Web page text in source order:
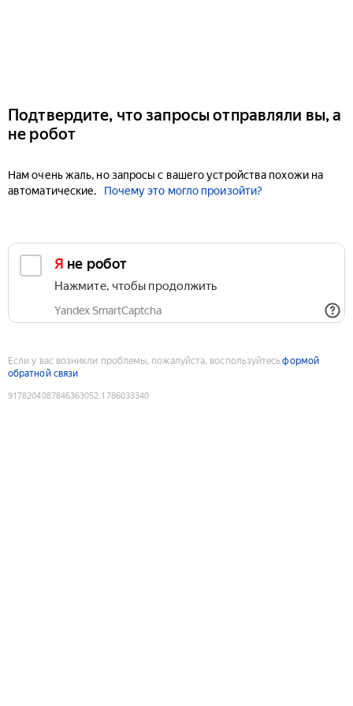
Подтвердите, что запросы отправляли вы, а
не робот
Нам очень жаль, но запросы с вашего устройства похожи на
автоматические.
Почему это могло произойти?
Я не робот
Нажмите, чтобы продолжить
Yandex SmartCaptcha
Если у вас возникли проблемы, пожалуйста, воспользуйтесьформой
обратной связи
9178204087846363052:1786033340